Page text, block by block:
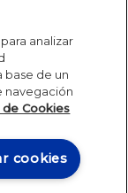
seguridad
Compliance
analizar
base de un
navegación
Cookies
cookies